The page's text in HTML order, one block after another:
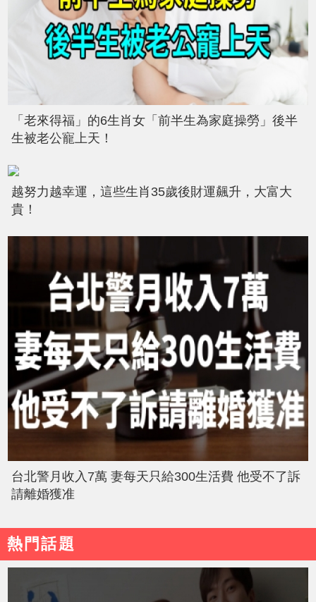
「老來得福」的6生肖女「前半生為家庭操勞」後半
生被老公寵上天！
越努力越幸運，這些生肖35歲後財運飆升，大富大
貴！
台北警月收入7萬 妻每天只給300生活費 他受不了訴
請離婚獲准
熱門話題